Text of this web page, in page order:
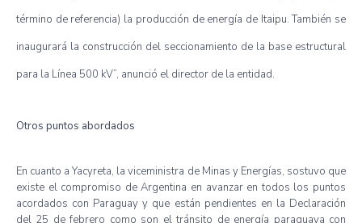
término de referencia) la producción de energía de Itaipu.También se
inaugurará la construcción del seccionamiento de la base estructural
para la Línea 500 kV”, anunció el director de la entidad.
Otros puntos abordados
En cuanto aYacyreta, laviceministra de Minas y Energías, sostuvo que
existe el compromiso de Argentina en avanzaren todos los puntos
acordados con Paraguay y que están pendientes en la Declaración
del 25 defebrero como son eltránsito de energía paraguaya con